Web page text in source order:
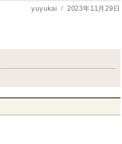
投
yuyukai
投
2023年11月29日